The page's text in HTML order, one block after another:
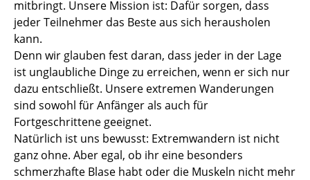
mitbringt. Unsere Mission ist: Dafür sorgen, dass
jeder Teilnehmer das Beste aus sich herausholen
kann.
Denn wir glauben fest daran, dass jeder in der Lage
ist unglaubliche Dinge zu erreichen, wenn er sich nur
dazu entschließt. Unsere extremen Wanderungen
sind sowohl für Anfänger als auch für
Fortgeschrittene geeignet.
Natürlich ist uns bewusst: Extremwandern ist nicht
ganz ohne. Aber egal, ob ihr eine besonders
schmerzhafte Blase habt oder die Muskeln nicht mehr